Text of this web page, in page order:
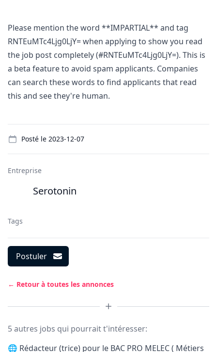
Please mention the word **IMPARTIAL** and tag
RNTEuMTc4Ljg0LjY= when applying to show you read
the job post completely (#RNTEuMTc4Ljg0LjY=). This is
a beta feature to avoid spam applicants. Companies
can search these words to find applicants that read
this and see they're human.
Posté le 2023-12-07
Entreprise
Serotonin
Tags
Postuler
← Retour à toutes les annonces
5 autres jobs qui pourrait t'intéresser:
🌐 Rédacteur (trice) pour le BAC PRO MELEC ( Métiers